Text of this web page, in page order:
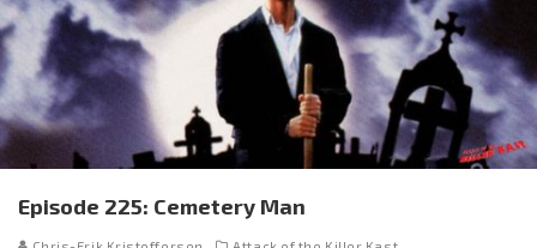
Episode 225: Cemetery Man